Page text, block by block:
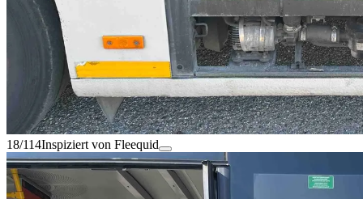
18/114Inspiziert von Fleequid